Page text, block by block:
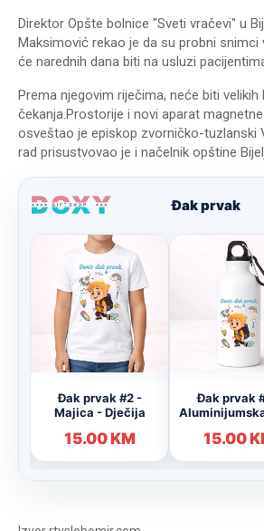
Direktor Opšte bolnice "Sveti vračevi" u
Maksimović rekao je da su probni snimci
će narednih dana biti na usluzi
Prema njegovim riječima, neće biti velikih
čekanja.Prostorije i novi aparat
osveštao je episkop zvorničko-tuzlanski
rad prisustvovao je i načelnik opštine